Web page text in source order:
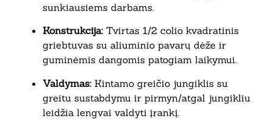
sunkiausiems darbams.
Konstrukcija: Tvirtas 1/2 colio kvadratinis
griebtuvas su aliuminio pavarų dėže ir
guminėmis dangomis patogiam laikymui.
Valdymas: Kintamo greičio jungiklis su
greitu sustabdymu ir pirmyn/atgal jungikliu
leidžia lengvai valdyti įrankį.